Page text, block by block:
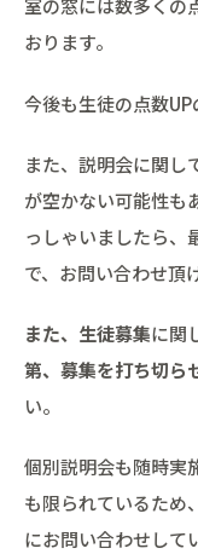
室の窓には数多くの
おります。
今後も生徒の点数UP
また、説明会に関し
が空かない可能性も
っしゃいましたら、
で、お問い合わせ頂
また、生徒募集に関
第、募集を打ち切ら
い。
個別説明会も随時実
も限られているため
にお問い合わせして